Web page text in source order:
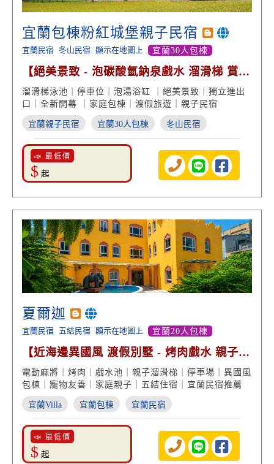
宜蘭包棟粉紅城堡親子民宿
宜蘭民宿 冬山民宿 顯示在地圖上 宜蘭30人包棟
【絕美景致 - 泡碳酸氫鈉泉戲水 溜滑梯 賞螢
趣】
溜滑梯泳池｜停車位｜泡湯浴缸 ｜絕美景致｜獨立進出
口｜全新開幕 ｜家庭包棟｜渡假旅遊｜親子民宿
宜蘭親子民宿 宜蘭30人包棟 冬山民宿
📣 最低價
$ 起
夏爾迦
宜蘭民宿 五結民宿 顯示在地圖上 宜蘭20人包棟
【近海邊異國風 渡假別墅 - 烤肉戲水 親子溜
滑梯】
電動麻將｜烤肉｜戲水池｜親子溜滑梯｜停車場｜異國風
包棟｜寵物友善｜家庭親子｜五結住宿｜宜蘭民宿推薦
宜蘭Villa 宜蘭包棟 宜蘭民宿
📣 最低價
$ 起